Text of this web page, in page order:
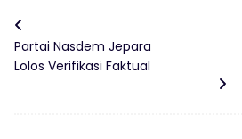
Partai Nasdem Jepara
Lolos Verifikasi Faktual